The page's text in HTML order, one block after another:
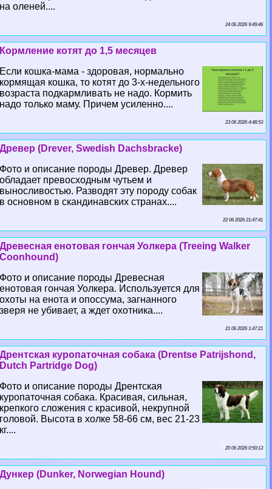
на оленей....
24 06 2026 9:49:46
Кормление котят до 1,5 месяцев
Если кошка-мама - здоровая, нормально
кормящая кошка, то котят до 3-х-недельного
возраста подкармливать не надо. Кормить
надо только маму. Причем усиленно....
23 06 2026 4:48:53
Древер (Drever, Swedish Dachsbracke)
Фото и описание породы Древер. Древер
обладает превосходным чутьем и
выносливостью. Разводят эту породу собак
в основном в скандинавских странах....
22 06 2026 21:47:41
Древесная енотовая гончая Уолкера (Treeing Walker
Coonhound)
Фото и описание породы Древесная
енотовая гончая Уолкера. Используется для
охоты на енота и опоссума, загнанного
зверя не убивает, а ждет охотника....
21 06 2026 1:47:21
Дрентская куропаточная собака (Drentse Patrijshond,
Dutch Partridge Dog)
Фото и описание породы Дрентская
куропаточная собака. Красивая, сильная,
крепкого сложения с красивой, некрупной
головой. Высота в холке 58-66 см, вес 21-23
кг....
20 06 2026 0:50:13
Дункер (Dunker, Norwegian Hound)